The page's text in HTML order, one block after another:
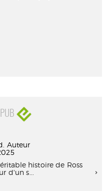
Auteur
histoire de Ross
d'un s...